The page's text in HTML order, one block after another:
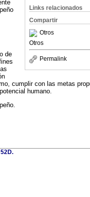
Links relacionados
Compartir
Otros
Otros
Permalink
de
cumplir con las metas
humano.